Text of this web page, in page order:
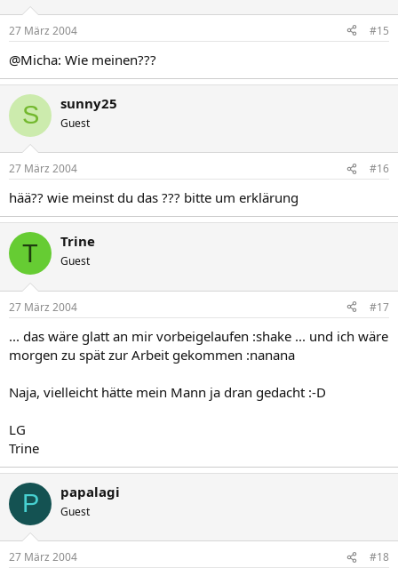
27 März 2004 #15
@Micha: Wie meinen???
S sunny25
Guest
27 März 2004 #16
hää?? wie meinst du das ??? bitte um erklärung
T Trine
Guest
27 März 2004 #17
... das wäre glatt an mir vorbeigelaufen :shake ... und ich wäre
morgen zu spät zur Arbeit gekommen :nanana
Naja, vielleicht hätte mein Mann ja dran gedacht :-D
LG
Trine
P papalagi
Guest
27 März 2004 #18